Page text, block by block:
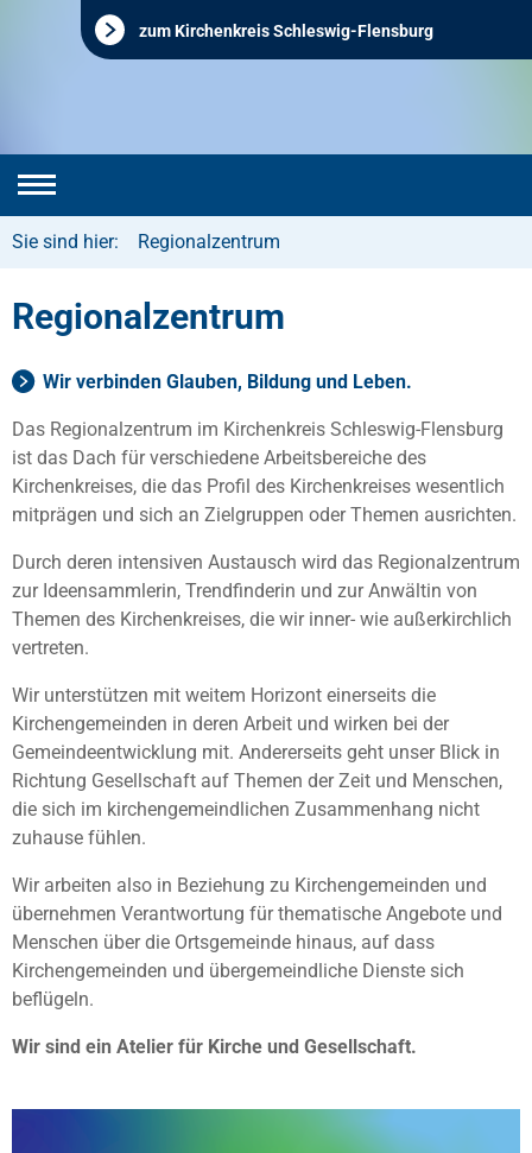
zum Kirchenkreis Schleswig-Flensburg
Sie sind hier: Regionalzentrum
Regionalzentrum
Wir verbinden Glauben, Bildung und Leben.
Das Regionalzentrum im Kirchenkreis Schleswig-Flensburg
ist das Dach für verschiedene Arbeitsbereiche des
Kirchenkreises, die das Profil des Kirchenkreises wesentlich
mitprägen und sich an Zielgruppen oder Themen ausrichten.
Durch deren intensiven Austausch wird das Regionalzentrum
zur Ideensammlerin, Trendfinderin und zur Anwältin von
Themen des Kirchenkreises, die wir inner- wie außerkirchlich
vertreten.
Wir unterstützen mit weitem Horizont einerseits die
Kirchengemeinden in deren Arbeit und wirken bei der
Gemeindeentwicklung mit. Andererseits geht unser Blick in
Richtung Gesellschaft auf Themen der Zeit und Menschen,
die sich im kirchengemeindlichen Zusammenhang nicht
zuhause fühlen.
Wir arbeiten also in Beziehung zu Kirchengemeinden und
übernehmen Verantwortung für thematische Angebote und
Menschen über die Ortsgemeinde hinaus, auf dass
Kirchengemeinden und übergemeindliche Dienste sich
beflügeln.
Wir sind ein Atelier für Kirche und Gesellschaft.